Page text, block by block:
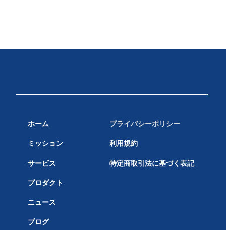
ホーム
ミッション
サービス
プロダクト
ニュース
ブログ
プライバシーポリシー
利用規約
特定商取引法に基づく表記